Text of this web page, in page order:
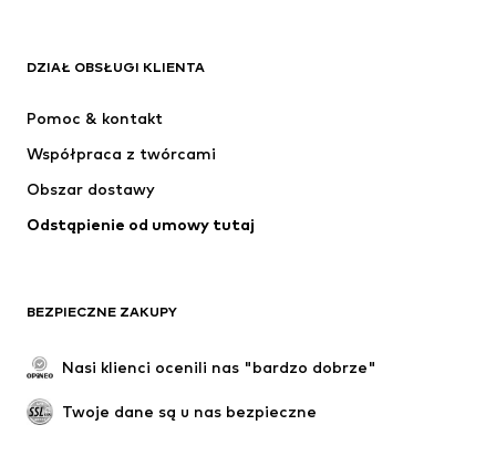
Next
SUPERFIT
DZIAŁ OBSŁUGI KLIENTA
Pomoc & kontakt
Współpraca z twórcami
Obszar dostawy
Odstąpienie od umowy tutaj
BEZPIECZNE ZAKUPY
Nasi klienci ocenili nas "bardzo dobrze"
Twoje dane są u nas bezpieczne